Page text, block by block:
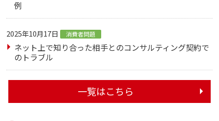
例
2025年10月17日 消費者問題
ネット上で知り合った相手とのコンサルティング契約で
のトラブル
一覧はこちら